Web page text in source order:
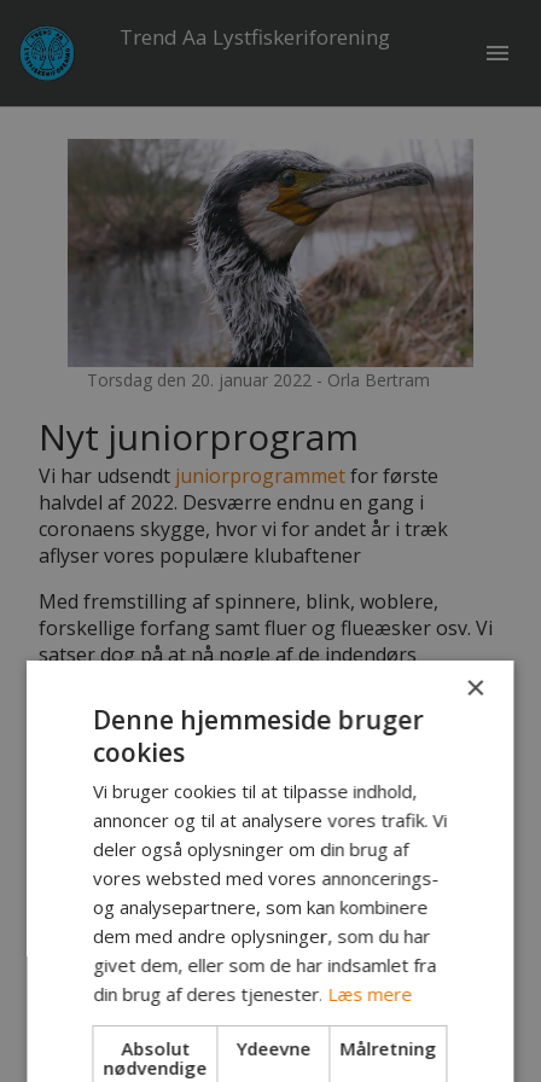
Trend Aa Lystfiskeriforening
menu
Torsdag den 20. januar 2022 - Orla Bertram
Nyt juniorprogram
Vi har udsendt juniorprogrammetfor første
halvdel af 2022. Desværre endnu en gang i
coronaens skygge, hvor vi for andet år i træk
aflyser vores populære klubaftener
Med fremstilling af spinnere, blink, woblere,
forskellige forfang samt fluer og flueæsker osv. Vi
satser dog på at nå nogle af de indendørs
aktiviteter efter 1. marts, hvis forholdene tillader.
Desværre er der også sket ændringer med
fisketurene: Biologerne har nemlig sammen med
Danmarks Sportsfiskerforbund besluttet at slagte
vor traditionsrige grønlænder-fiskeri, selvom de
ved, at det ikke skåner havørred-bestanden.
Tværtimod - for nu får skarverne frit spil og de
tager langt, langt flere fisk end lystfiskerne. Så den
beslutning er svært at forstå…
Vi starter i stedet med en isfisketur eller to, hvis
det bliver rigtig vintervejr ligesom sidste år.
Desuden satser vi på en tidlig geddetur til Gudenå,
ligesom vi plejer - og udsætter så grønlænger-
premieren til efter 1. marts, hvor vi igen må fiske i
×
Denne hjemmeside bruger
cookies
Vi bruger cookies til at tilpasse indhold,
annoncer og til at analysere vores trafik. Vi
deler også oplysninger om din brug af
vores websted med vores annoncerings-
og analysepartnere, som kan kombinere
dem med andre oplysninger, som du har
givet dem, eller som de har indsamlet fra
din brug af deres tjenester. Læs mere
Absolut
nødvendige
Ydeevne Målretning